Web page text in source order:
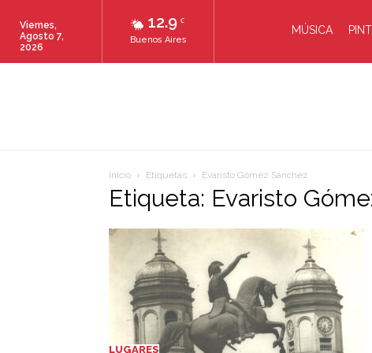
12.9 C
Buenos Aires
Viernes,
Agosto 7,
2026
MÚSICA
Inicio Etiquetas Evaristo Gómez Sánchez
Etiqueta: Evaristo
LUGARES